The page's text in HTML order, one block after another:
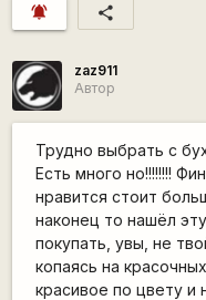
notifications_active share
zaz911
Автор
Трудно выбрать с
Есть много но!!!!!!!!
нравится стоит
наконец то нашёл
покупать, увы, не
копаясь на
красивое по цвету и